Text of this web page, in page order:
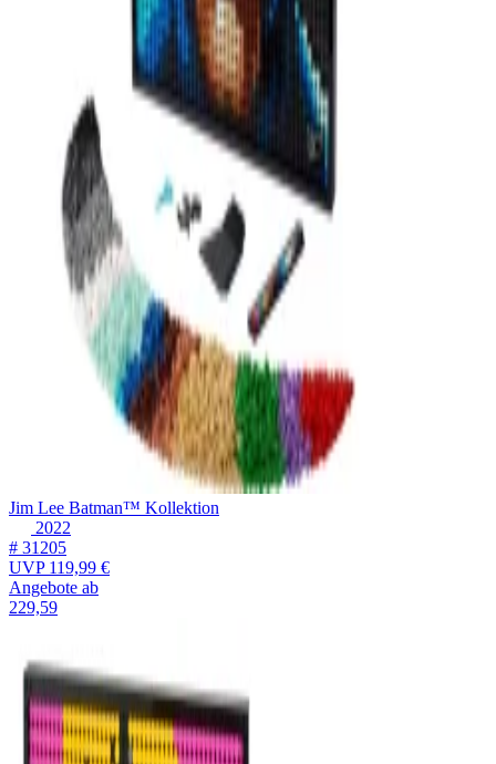
Jim Lee Batman™ Kollektion
2022
# 31205
UVP119,99 €
Angebote ab
229,59